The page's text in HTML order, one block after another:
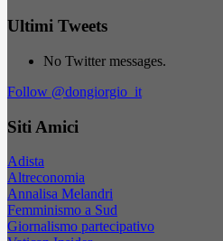
Ultimi Tweets
No Twitter messages.
Follow @dongiorgio_it
Siti Amici
Adista
Altreconomia
Annalisa Melandri
Femminismo a Sud
Giornalismo partecipativo